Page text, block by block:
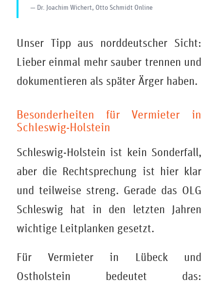
— Dr. Joachim Wichert, Otto Schmidt Online
Unser Tipp aus norddeutscher Sicht:
Lieber einmal mehr sauber trennen und
dokumentieren als später Ärger haben.
Besonderheiten für Vermieter in
Schleswig-Holstein
Schleswig-Holstein ist kein Sonderfall,
aber die Rechtsprechung ist hier klar
und teilweise streng. Gerade das OLG
Schleswig hat in den letzten Jahren
wichtige Leitplanken gesetzt.
Für Vermieter in Lübeck und
Ostholstein bedeutet das: